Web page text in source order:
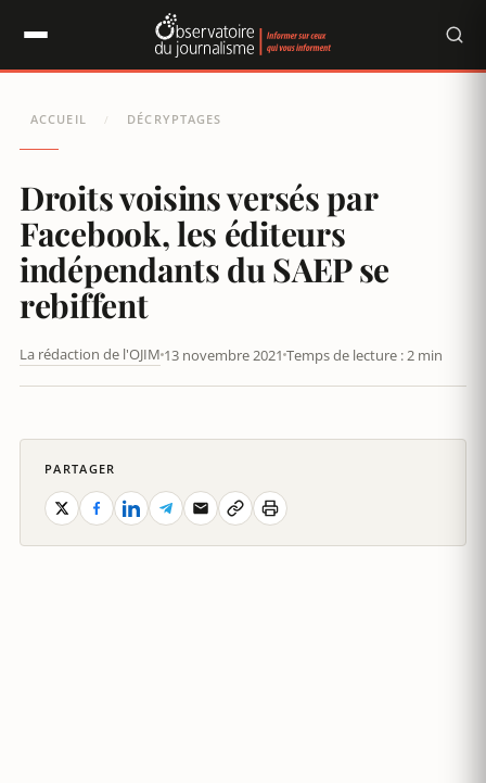
ACCUEIL / DÉCRYPTAGES
Droits voisins versés par
Facebook, les éditeurs
indépendants du SAEP se
rebiffent
La rédaction de l'OJIM 13 novembre 2021 Temps de lecture : 2 min
PARTAGER
Panneau de gestion des cookies